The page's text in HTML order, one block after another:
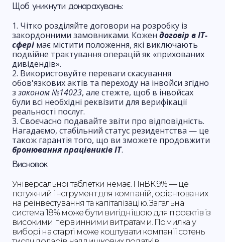
Щоб уникнути донарахувань:
Чітко розділяйте договори на розробку із
закордонними замовниками. Кожен договір в ІТ-
сфері має містити положення, які виключають
подвійне трактування операцій як «прихованих
дивідендів».
Використовуйте переваги скасування
обов'язкових актів та переходу на інвойси згідно
з законом №14023, але стежте, щоб в інвойсах
були всі необхідні реквізити для верифікації
реальності послуг.
Своєчасно подавайте звіти про відповідність.
Нагадаємо, стабільний статус резидентства — це
також гарантія того, що ви зможете продовжити
бронювання працівників ІТ.
Висновок
Універсальної таблетки немає. ПнВК 9% — це
потужний інструмент для компаній, орієнтованих
на реінвестування та капіталізацію. Загальна
система 18% може бути вигіднішою для проєктів із
високими первинними витратами. Помилка у
виборі на старті може коштувати компанії сотень